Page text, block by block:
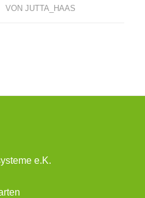
VON JUTTA_HAAS
e.K.